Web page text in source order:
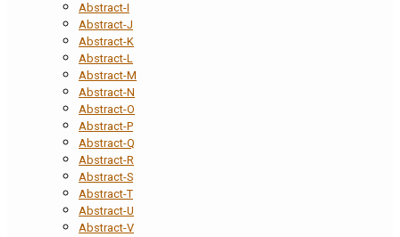
Abstract-I
Abstract-J
Abstract-K
Abstract-L
Abstract-M
Abstract-N
Abstract-O
Abstract-P
Abstract-Q
Abstract-R
Abstract-S
Abstract-T
Abstract-U
Abstract-V